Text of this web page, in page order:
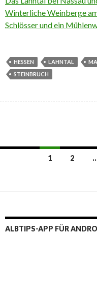
Winterliche Weinberge
Schlösser und ein
HESSEN LAHNTAL
STEINBRUCH
1 2
ALBTIPS-APP FÜR